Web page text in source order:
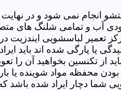
انجام نمی شود و در
آب و تمامی شلنگ های
تعمیر لباسشویی ایندزیت
یا پارگی شده اند باید
از تکنسین بخواهید آن را
محفظه مواد شوینده یا
دچار ایراد شده باشد که